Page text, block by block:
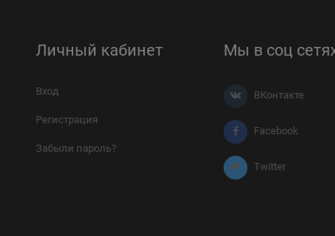
Личный кабинет
Вход
Регистрация
Забыли пароль?
Мы в соц
ВКонтакте
Facebook
Twitter